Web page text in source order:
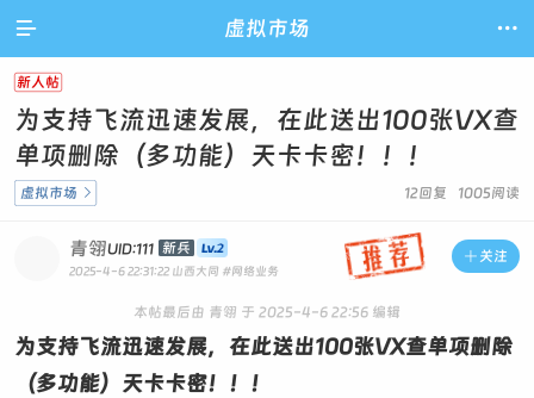
 虚拟市场 
新人帖
为支持飞流迅速发展，在此送出100张VX查
单项删除（多功能）天卡卡密！！！
12回复 1005阅读
虚拟市场 
 关注
青翎UID:111 新兵
2025-4-6 22:31:22 山西大同 #网络业务
本帖最后由 青翎 于 2025-4-6 22:56 编辑
为支持飞流迅速发展，在此送出100张VX查单项删除
（多功能）天卡卡密！！！